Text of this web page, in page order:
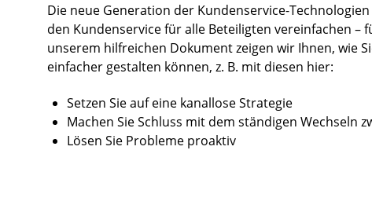
Die neue Generation der Kundenservice-
den Kundenservice für alle Beteiligten vereinfachen
unserem hilfreichen Dokument zeigen wir Ihnen, wie
einfacher gestalten können, z. B. mit diesen hier:
Setzen Sie auf eine kanallose Strategie
Machen Sie Schluss mit dem ständigen Wechseln
Lösen Sie Probleme proaktiv